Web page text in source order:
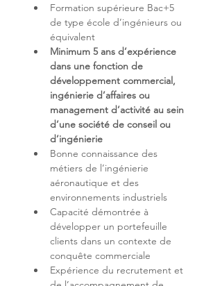
Formation supérieure Bac+5
de type école d’ingénieurs ou
Minimum 5 ans d’expérience
dans une fonction de
développement commercial,
ingénierie d’affaires ou
management d’activité au sein
d’une société de conseil ou
d’ingénierie
Bonne connaissance des
métiers de l’ingénierie
aéronautique et des
Capacité démontrée à
développer un portefeuille
clients dans un contexte de
Expérience du recrutement et